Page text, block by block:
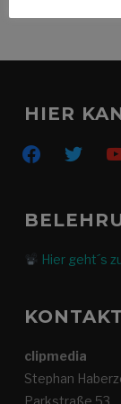
HIER
facebooktwitter
Hier geht´s
clipmedia
Stephan
Parkstraße 53